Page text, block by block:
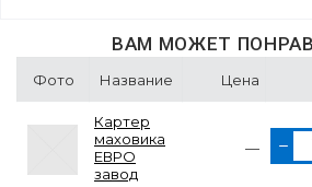
ВАМ МОЖЕТ
Фото Название Цена
Картер
маховика
ЕВРО
завод
—